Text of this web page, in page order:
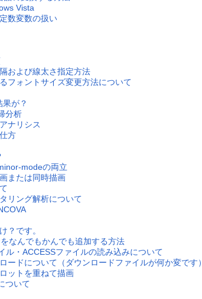
Vista
数変数の扱い
および線太さ指定方法
フォントサイズ変更方法について
が？
分析
ナリシス
方
modeの両立
または同時描画
リング解析について
？です。
なんでもかんでも追加する方法
ル・ACCESSファイルの読み込みについて
ードについて（ダウンロードファイルが何か変です）
ットを重ねて描画
ついて